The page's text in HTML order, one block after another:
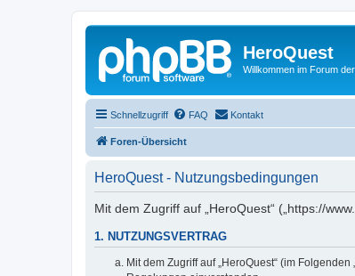
HeroQuest
Willkommen im Forum
Schnellzugriff FAQ Kontakt
Foren-Übersicht
HeroQuest - Nutzungsbedingungen
Mit dem Zugriff auf „HeroQuest“ („https://
1. NUTZUNGSVERTRAG
Mit dem Zugriff auf „HeroQuest“ (im